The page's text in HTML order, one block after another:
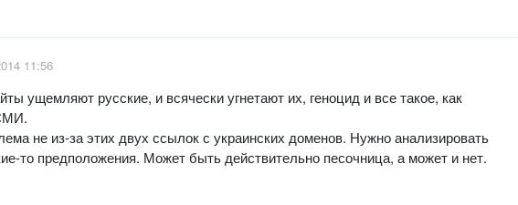
11:56
ущемляют русские, и всячески угнетают их, геноцид и все такое, как
не из-за этих двух ссылок с украинских доменов. Нужно анализировать
то предположения. Может быть действительно песочница, а может и нет.